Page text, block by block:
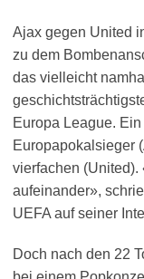
Ajax gegen United
zu dem
das vielleicht
Europa League.
Europapokalsieger
vierfachen
aufeinander»,
UEFA auf seiner
Doch nach den 22